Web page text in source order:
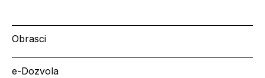
Obrasci
e-Dozvola